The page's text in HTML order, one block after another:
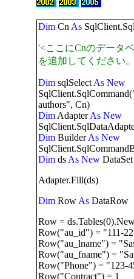
Dim Cn As
'<ここにCnのデータ
を追加してください
Dim sqlSelect As New
authors", Cn)
Dim AdapterAs New
Dim BuilderAs New
Dim ds As New DataSet
Adapter.Fill(ds)
Dim Row As DataRow
Row =
Row("au_id") = "111-
Row("au_lname") =
Row("au_fname") =
Row("Phone") = "123-
Row("Contract") = 1